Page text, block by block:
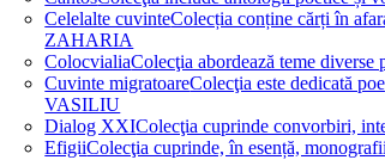
Celelalte cuvinteColecția conține cărți în
ZAHARIA
ColocvialiaColecţia abordează teme
Cuvinte migratoareColecţia este dedicată
VASILIU
Dialog XXIColecţia cuprinde convorbiri,
EfigiiColecţia cuprinde, în esență,